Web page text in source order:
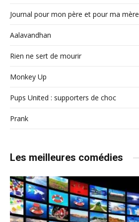
Journal pour mon père et pour ma mère
Aalavandhan
Rien ne sert de mourir
Monkey Up
Pups United : supporters de choc
Prank
Les meilleures comédies